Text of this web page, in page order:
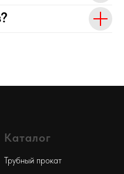
Каталог
Трубный прокат